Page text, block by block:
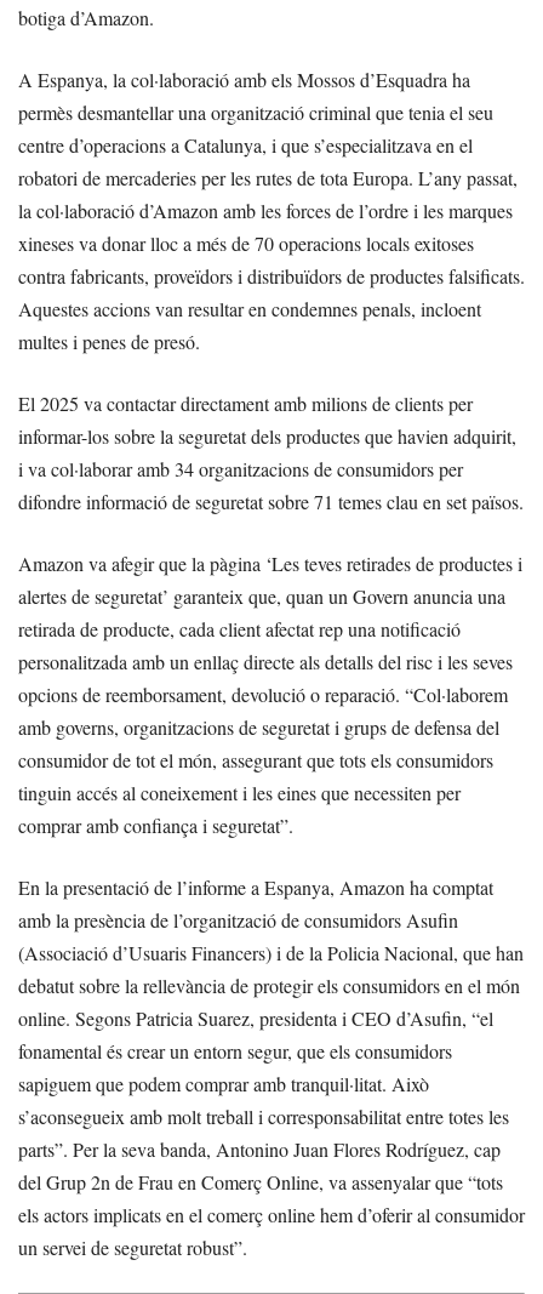
botiga d’Amazon.
A Espanya, la col·laboració amb els Mossos d’Esquadra ha
permès desmantellar una organització criminal que tenia el seu
centre d’operacions a Catalunya, i que s’especialitzava en el
robatori de mercaderies per les rutes de tota Europa. L’any passat,
la col·laboració d’Amazon amb les forces de l’ordre i les marques
xineses va donar lloc a més de 70 operacions locals exitoses
contra fabricants, proveïdors i distribuïdors de productes falsificats.
Aquestes accions van resultar en condemnes penals, incloent
multes i penes de presó.
El 2025 va contactar directament amb milions de clients per
informar-los sobre la seguretat dels productes que havien adquirit,
i va col·laborar amb 34 organitzacions de consumidors per
difondre informació de seguretat sobre 71 temes clau en set països.
Amazon va afegir que la pàgina ‘Les teves retirades de productes i
alertes de seguretat’ garanteix que, quan un Govern anuncia una
retirada de producte, cada client afectat rep una notificació
personalitzada amb un enllaç directe als detalls del risc i les seves
opcions de reemborsament, devolució o reparació. “Col·laborem
amb governs, organitzacions de seguretat i grups de defensa del
consumidor de tot el món, assegurant que tots els consumidors
tinguin accés al coneixement i les eines que necessiten per
comprar amb confiança i seguretat”.
En la presentació de l’informe a Espanya, Amazon ha comptat
amb la presència de l’organització de consumidors Asufin
(Associació d’Usuaris Financers) i de la Policia Nacional, que han
debatut sobre la rellevància de protegir els consumidors en el món
online. Segons Patricia Suarez, presidenta i CEO d’Asufin, “el
fonamental és crear un entorn segur, que els consumidors
sapiguem que podem comprar amb tranquil·litat. Això
s’aconsegueix amb molt treball i corresponsabilitat entre totes les
parts”. Per la seva banda, Antonino Juan Flores Rodríguez, cap
del Grup 2n de Frau en Comerç Online, va assenyalar que “tots
els actors implicats en el comerç online hem d’oferir al consumidor
un servei de seguretat robust”.